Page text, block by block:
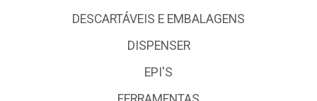
DESCARTÁVEIS E EMBALAGENS
DISPENSER
EPI'S